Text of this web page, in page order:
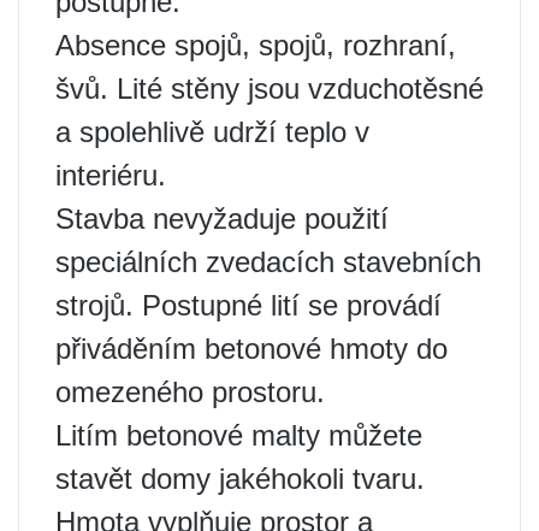
Absence spojů, spojů, rozhraní,
švů. Lité stěny jsou vzduchotěsné
a spolehlivě udrží teplo v
interiéru.
Stavba nevyžaduje použití
speciálních zvedacích stavebních
strojů. Postupné lití se provádí
přiváděním betonové hmoty do
omezeného prostoru.
Litím betonové malty můžete
stavět domy jakéhokoli tvaru.
Hmota vyplňuje prostor a